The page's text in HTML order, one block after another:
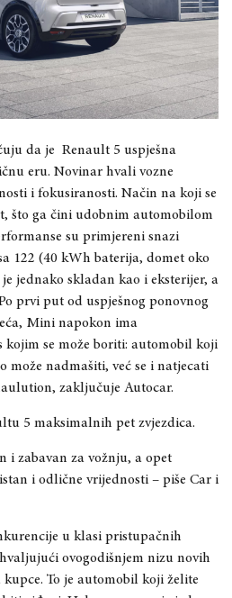
da je Renault 5 uspješna
eru. Novinar hvali vozne
i fokusiranosti. Način na koji se
što ga čini udobnim automobilom
su primjereni snazi
122 (40 kWh baterija, domet oko
jednako skladan kao i eksterijer, a
prvi put od uspješnog ponovnog
Mini napokon ima
kojim se može boriti: automobil koji
može nadmašiti, već se i natjecati
zaključuje Autocar.
5 maksimalnih pet zvjezdica.
i zabavan za vožnju, a opet
i odlične vrijednosti – piše Car i
u klasi pristupačnih
ovogodišnjem nizu novih
To je automobil koji želite